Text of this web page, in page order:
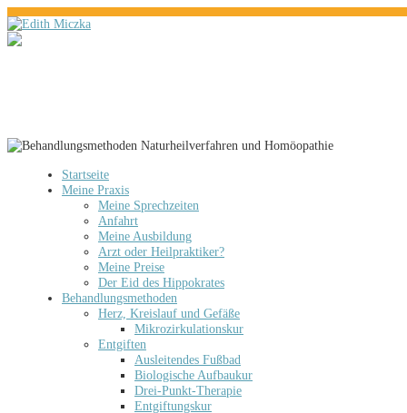
Startseite
Meine Praxis
Meine Sprechzeiten
Anfahrt
Meine Ausbildung
Arzt oder Heilpraktiker?
Meine Preise
Der Eid des Hippokrates
Behandlungsmethoden
Herz, Kreislauf und Gefäße
Mikrozirkulationskur
Entgiften
Ausleitendes Fußbad
Biologische Aufbaukur
Drei-Punkt-Therapie
Entgiftungskur